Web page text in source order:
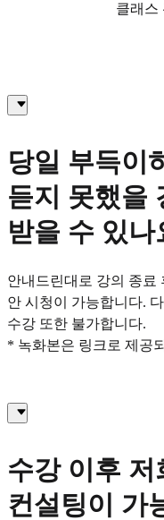
클래스
당일 부득이
듣지 못했을
받을 수 있나
안내드린대로 강의 종료
안 시청이 가능합니다.
수강 또한 불가합니다.
* 녹화본은 링크로 제공
수강 이후
컨설팅이 가